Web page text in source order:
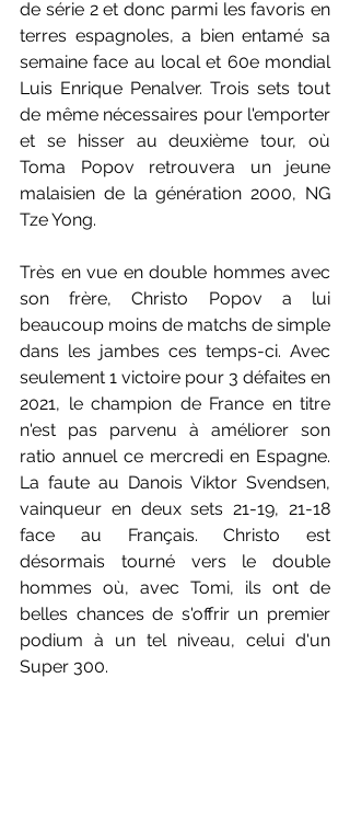
de série 2 et donc parmi les favoris en
terres espagnoles, a bien entamé sa
semaine face au local et 60e mondial
Luis Enrique Penalver. Trois sets tout
de même nécessaires pour l'emporter
et se hisser au deuxième tour, où
Toma Popov retrouvera un jeune
malaisien de la génération 2000, NG
Tze Yong.
Très en vue en double hommes avec
son frère, Christo Popov a lui
beaucoup moins de matchs de simple
dans les jambes ces temps-ci. Avec
seulement 1 victoire pour 3 défaites en
2021, le champion de France en titre
n'est pas parvenu à améliorer son
ratio annuel ce mercredi en Espagne.
La faute au Danois Viktor Svendsen,
vainqueur en deux sets 21-19, 21-18
face au Français. Christo est
désormais tourné vers le double
hommes où, avec Tomi, ils ont de
belles chances de s'offrir un premier
podium à un tel niveau, celui d'un
Super 300.